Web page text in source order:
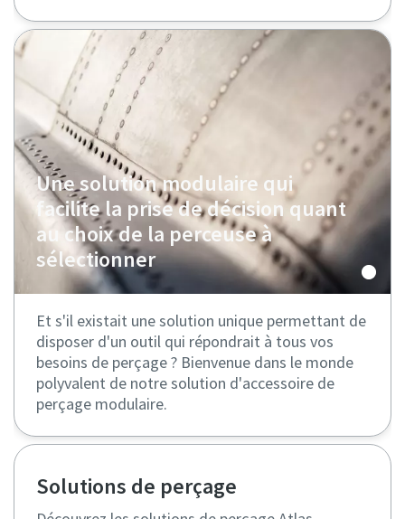
Une solution modulaire qui
facilite la prise de décision quant
au choix de la perceuse à
sélectionner
Et s'il existait une solution unique permettant de
disposer d'un outil qui répondrait à tous vos
besoins de perçage ? Bienvenue dans le monde
polyvalent de notre solution d'accessoire de
perçage modulaire.
Solutions de perçage